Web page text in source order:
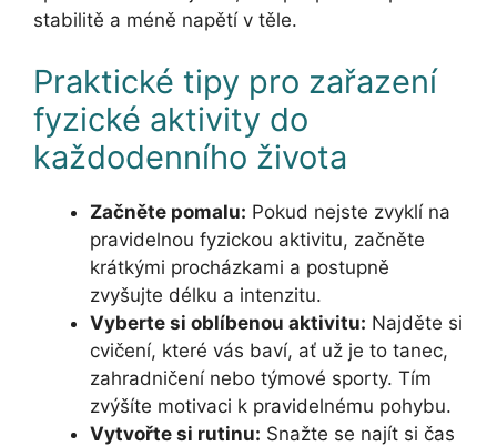
stabilitě a méně napětí v těle.
Praktické tipy pro zařazení
fyzické aktivity do
každodenního života
Začněte pomalu: Pokud nejste zvyklí na
pravidelnou fyzickou aktivitu, začněte
krátkými procházkami a postupně
zvyšujte délku a intenzitu.
Vyberte si oblíbenou aktivitu: Najděte si
cvičení, které vás baví, ať už je to tanec,
zahradničení nebo týmové sporty. Tím
zvýšíte motivaci k pravidelnému pohybu.
Vytvořte si rutinu: Snažte se najít si čas